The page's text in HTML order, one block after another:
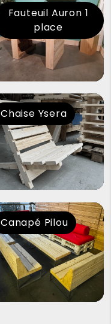
Fauteuil Auron 1
place
Chaise Ysera
Canapé Pilou